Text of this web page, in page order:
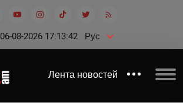
06-08-2026 17:13:43 Рус
Лента новостей